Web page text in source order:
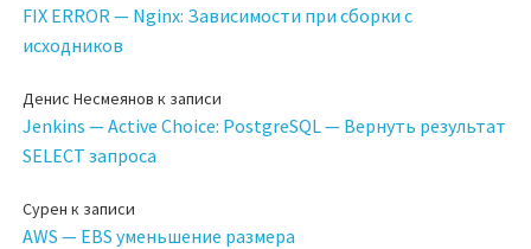
FIX ERROR — Nginx: Зависимости при сборки с
исходников
Денис Несмеянов к записи
Jenkins — Active Choice: PostgreSQL — Вернуть результат
SELECT запроса
Сурен к записи
AWS — EBS уменьшение размера